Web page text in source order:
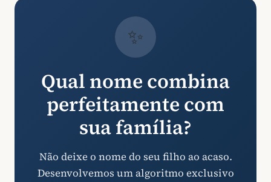
✨
Qual nome combina
perfeitamente com
sua família?
Não deixe o nome do seu filho ao acaso.
Desenvolvemos um algoritmo exclusivo